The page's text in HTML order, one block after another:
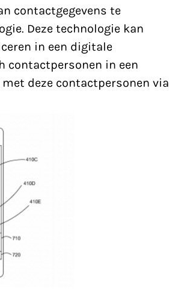
contactgegevens te
Deze technologie kan
in een digitale
contactpersonen in een
deze contactpersonen via